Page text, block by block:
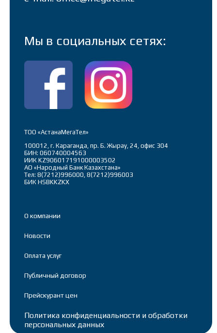
Мы в социальных сетях:
ТОО «АстанаМегаТел»
100012, г. Караганда, пр. Б. Жырау, 24, офис 304
БИН: 060740004563
ИИК KZ906017191000003502
АО «Народный Банк Казахстана»
Тел: 8(7212)996000, 8(7212)996003
БИК HSBKKZKX
О компании
Новости
Оплата услуг
Публичный договор
Прейскурант цен
Политика конфиденциальности и обработки
персональных данных